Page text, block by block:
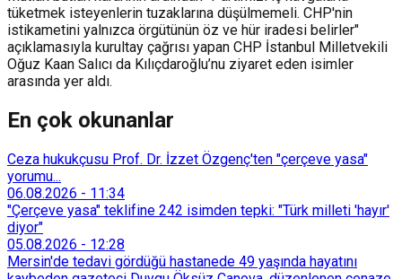
tüketmek isteyenlerin tuzaklarına düşülmemeli. CHP'nin
istikametini yalnızca örgütünün öz ve hür iradesi belirler"
açıklamasıyla kurultay çağrısı yapan CHP İstanbul Milletvekili
Oğuz Kaan Salıcı da Kılıçdaroğlu’nu ziyaret eden isimler
arasında yer aldı.
En çok okunanlar
Ceza hukukçusu Prof. Dr. İzzet Özgenç'ten "çerçeve yasa"
yorumu...
06.08.2026 - 11:34
"Çerçeve yasa" teklifine 242 isimden tepki: "Türk milleti 'hayır'
diyor"
05.08.2026 - 12:28
Mersin'de tedavi gördüğü hastanede 49 yaşında hayatını